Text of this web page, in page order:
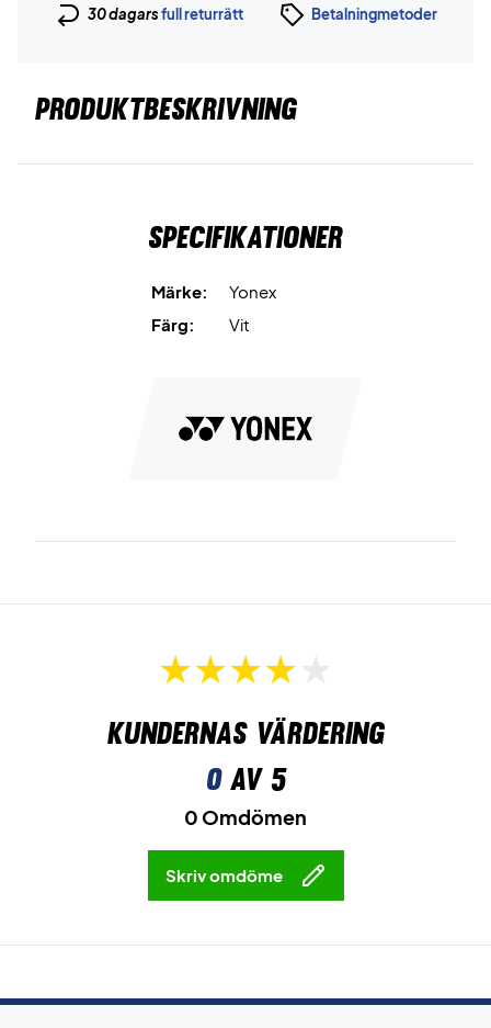
30 dagarsfull returrätt Betalningmetoder
PRODUKTBESKRIVNING
Specifikationer
Märke:
Yonex
Färg:
Vit
Kundernas värdering
0av 5
0 Omdömen
Skriv omdöme